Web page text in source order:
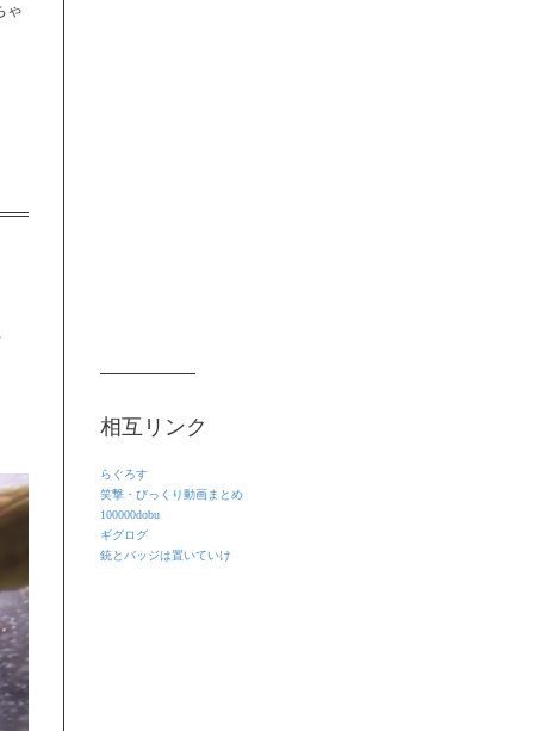
ゃ
相互リンク
らぐろす
笑撃・びっくり動画まとめ
100000dobu
ギグログ
銃とバッジは置いていけ